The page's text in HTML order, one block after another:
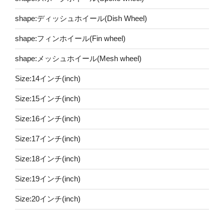
shape:ディッシュホイール(Dish Wheel)
shape:フィンホイール(Fin wheel)
shape:メッシュホイール(Mesh wheel)
Size:14インチ(inch)
Size:15インチ(inch)
Size:16インチ(inch)
Size:17インチ(inch)
Size:18インチ(inch)
Size:19インチ(inch)
Size:20インチ(inch)